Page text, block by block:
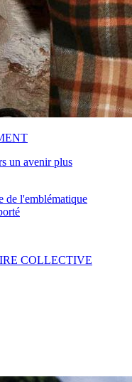
un avenir plus
COLLECTIVE